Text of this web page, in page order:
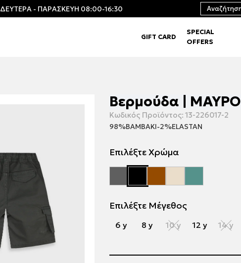
ΔΕΥΤΕΡΑ - ΠΑΡΑΣΚΕΥΗ 08:00-16:30
GIFT CARD
SPECIAL
OFFERS
Βερμούδα | ΜΑΥΡΟ
Κωδικός Προϊόντος: 13-226017-2
98%ΒΑΜΒΑΚΙ-2%ELASTAN
Επιλέξτε Χρώμα
Επιλέξτε Μέγεθος
6 y 8 y 10 y 12 y 14 y